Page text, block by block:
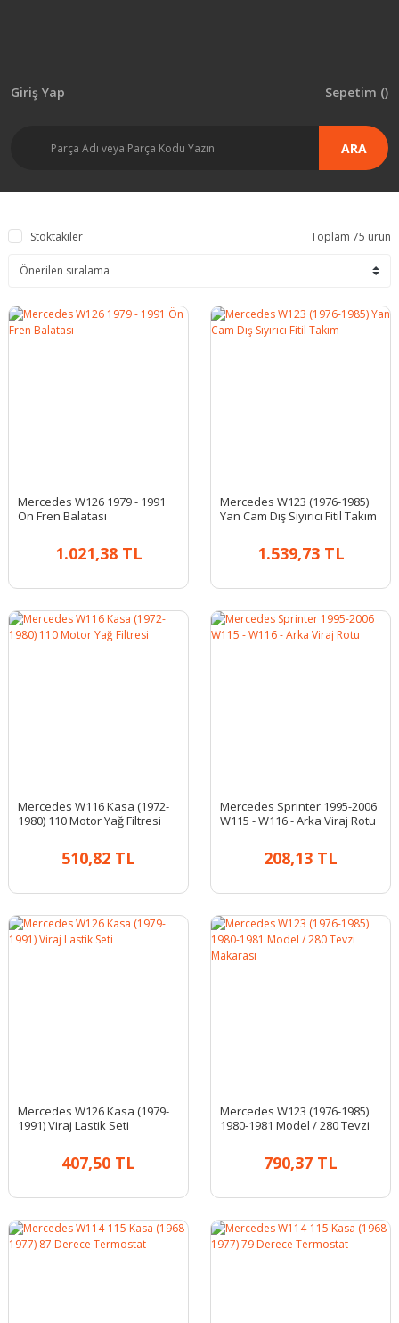
ARA
Giriş Yap Sepetim ()
Stoktakiler Toplam 75 ürün
Mercedes W126 1979 - 1991
Ön Fren Balatası
1.021,38 TL
Mercedes W123 (1976-1985)
Yan Cam Dış Sıyırıcı Fitil Takım
1.539,73 TL
Mercedes W116 Kasa (1972-
1980) 110 Motor Yağ Filtresi
510,82 TL
Mercedes Sprinter 1995-2006
W115 - W116 - Arka Viraj Rotu
208,13 TL
Mercedes W126 Kasa (1979-
1991) Viraj Lastik Seti
407,50 TL
Mercedes W123 (1976-1985)
1980-1981 Model / 280 Tevzi
790,37 TL